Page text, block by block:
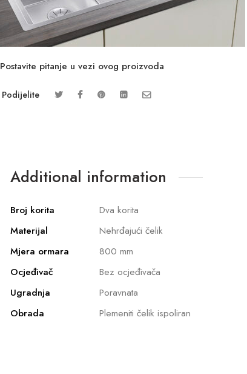
Postavite pitanje u vezi ovog proizvoda
Podijelite
Additional information
Broj korita
Dva korita
Materijal
Nehrđajući čelik
Mjera ormara
800 mm
Ocjeđivač
Bez ocjeđivača
Ugradnja
Poravnata
Obrada
Plemeniti čelik ispoliran